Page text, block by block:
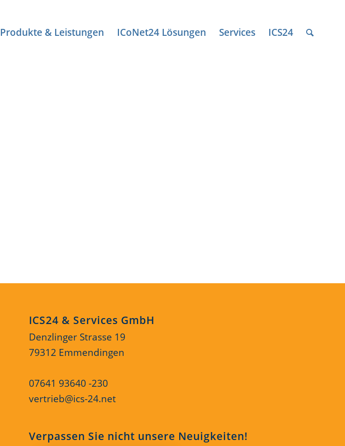
Produkte & Leistungen ICoNet24 Lösungen Services ICS24
ICS24 & Services GmbH
Denzlinger Strasse 19
79312 Emmendingen
07641 93640 -230
vertrieb@ics-24.net
Verpassen Sie nicht unsere Neuigkeiten!